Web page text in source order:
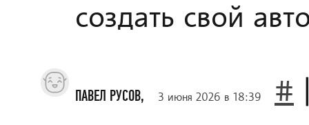
создать свой
ПАВЕЛ РУСОВ, 3 июня 2026 в 18:39 #